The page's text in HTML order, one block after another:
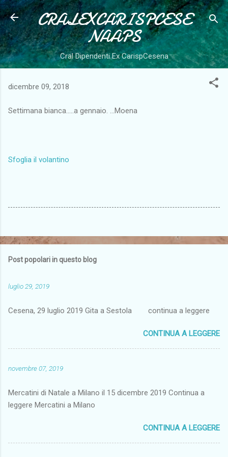
Passa ai contenuti principali
CRALEXCARISPCESE
NAAPS
Cral Dipendenti Ex CarispCesena
dicembre 09, 2018
Settimana bianca.....a gennaio. ...Moena
Sfoglia il volantino
Post popolari in questo blog
luglio 29, 2019
Cesena, 29 luglio 2019 Gita a Sestola continua a leggere
CONTINUA A LEGGERE
novembre 07, 2019
Mercatini di Natale a Milano il 15 dicembre 2019 Continua a
leggere Mercatini a Milano
CONTINUA A LEGGERE